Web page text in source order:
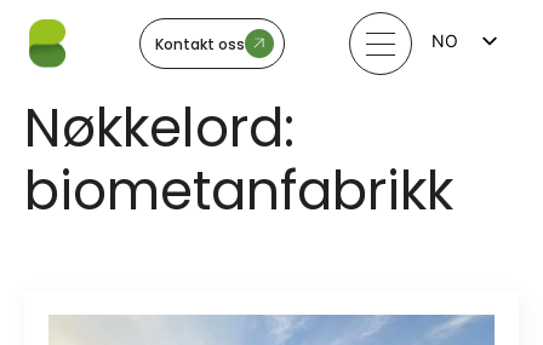
Kontakt oss
NO
SV
Nøkkelord:
biometanfabrikk